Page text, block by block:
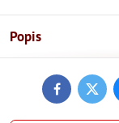
Popis
Facebook